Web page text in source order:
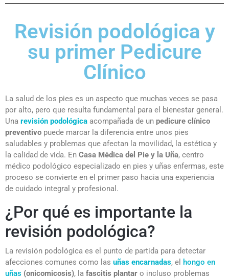
Revisión podológica y
su primer Pedicure
Clínico
La salud de los pies es un aspecto que muchas veces se pasa
por alto, pero que resulta fundamental para el bienestar general.
Una revisión podológica acompañada de un pedicure clínico
preventivo puede marcar la diferencia entre unos pies
saludables y problemas que afectan la movilidad, la estética y
la calidad de vida. En Casa Médica del Pie y la Uña, centro
médico podológico especializado en pies y uñas enfermas, este
proceso se convierte en el primer paso hacia una experiencia
de cuidado integral y profesional.
¿Por qué es importante la
revisión podológica?
La revisión podológica es el punto de partida para detectar
afecciones comunes como las uñas encarnadas, el hongo en
uñas (onicomicosis), la fascitis plantar o incluso problemas